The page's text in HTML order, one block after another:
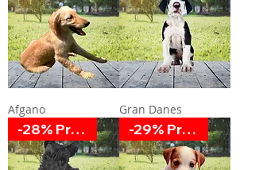
Afgano Gran Danes
-28% Promoción -29% Promoción